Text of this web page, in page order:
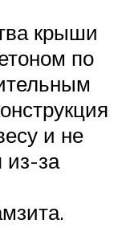
крыши
по
и не
из-за